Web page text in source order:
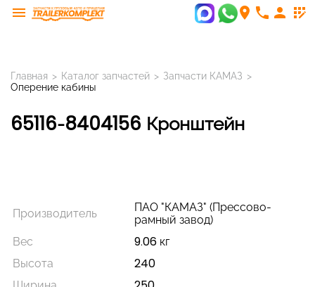
menu room phone person app_registration
Главная > Каталог запчастей > Запчасти КАМАЗ >
Оперение кабины
65116-8404156 Кронштейн
Производитель
ПАО "КАМАЗ" (Прессово-
рамный завод)
Вес
9.06 кг
Высота
240